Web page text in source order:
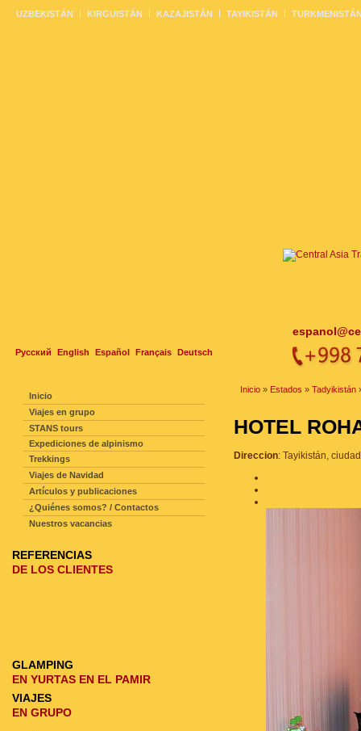
Русский English Español Français Deutsch
UZBEKISTÁN KIRGUISTÁN KAZAJISTÁN TAYIKISTÁN
Inicio » Estados » Tadyikistán
HOTEL
Direccion: Tayikistán,
Inicio
Viajes en grupo
STANS tours
Expediciones de alpinismo
Trekkings
Viajes de Navidad
Artículos y publicaciones
¿Quiénes somos? / Contactos
Nuestros vacancias
REFERENCIAS
DE LOS CLIENTES
GLAMPING
EN YURTAS EN EL PAMIR
VIAJES
EN GRUPO